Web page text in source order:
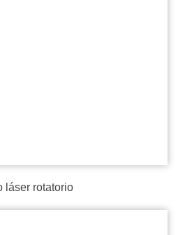
láser rotatorio